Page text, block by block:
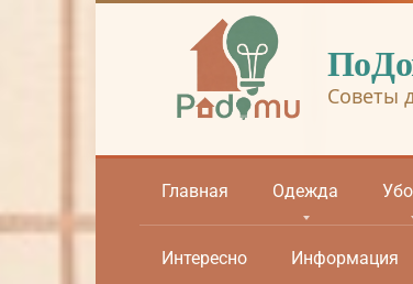
Советы
Главная Одежда
Интересно Информация